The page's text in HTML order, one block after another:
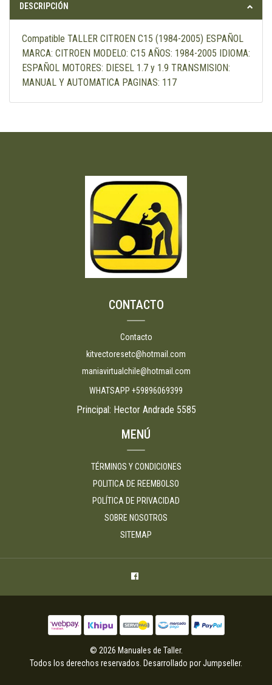
DESCRIPCIÓN
Compatible TALLER CITROEN C15 (1984-2005) ESPAÑOL
MARCA: CITROEN MODELO: C15 AÑOS: 1984-2005 IDIOMA:
ESPAÑOL MOTORES: DIESEL 1.7 y 1.9 TRANSMISION:
MANUAL Y AUTOMATICA PAGINAS: 117
CONTACTO
Contacto
kitvectoresetc@hotmail.com
maniavirtualchile@hotmail.com
WHATSAPP +59896069399
Principal: Hector Andrade 5585
MENÚ
TÉRMINOS Y CONDICIONES
POLITICA DE REEMBOLSO
POLÍTICA DE PRIVACIDAD
SOBRE NOSOTROS
SITEMAP
© 2026 Manuales de Taller.
Todos los derechos reservados. Desarrollado por Jumpseller.